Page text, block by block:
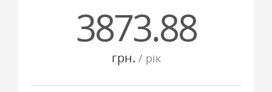
3873.88
грн. / рiк